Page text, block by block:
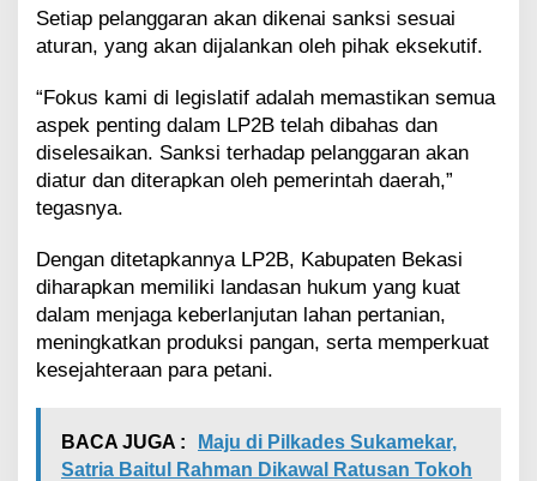
Setiap pelanggaran akan dikenai sanksi sesuai
aturan, yang akan dijalankan oleh pihak eksekutif.
“Fokus kami di legislatif adalah memastikan semua
aspek penting dalam LP2B telah dibahas dan
diselesaikan. Sanksi terhadap pelanggaran akan
diatur dan diterapkan oleh pemerintah daerah,”
tegasnya.
Dengan ditetapkannya LP2B, Kabupaten Bekasi
diharapkan memiliki landasan hukum yang kuat
dalam menjaga keberlanjutan lahan pertanian,
meningkatkan produksi pangan, serta memperkuat
kesejahteraan para petani.
BACA JUGA :
Maju di Pilkades Sukamekar,
Satria Baitul Rahman Dikawal Ratusan Tokoh